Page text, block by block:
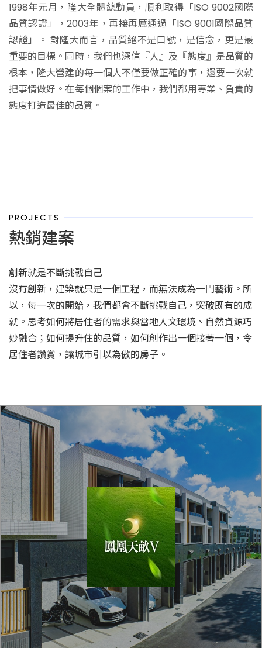
1998年元月，隆大全體總動員，順利取得「ISO 9002國際
品質認證」，2003年，再接再厲通過「ISO 9001國際品質
認證」。 對隆大而言，品質絕不是口號，是信念，更是最
重要的目標。同時，我們也深信『人』及『態度』是品質的
根本，隆大營建的每一個人不僅要做正確的事，還要一次就
把事情做好。在每個個案的工作中，我們都用專業、負責的
態度打造最佳的品質。
PROJECTS
熱銷建案
創新就是不斷挑戰自己
沒有創新，建築就只是一個工程，而無法成為一門藝術。所
以，每一次的開始，我們都會不斷挑戰自己，突破既有的成
就。思考如何將居住者的需求與當地人文環境、自然資源巧
妙融合；如何提升住的品質，如何創作出一個接著一個，令
居住者讚賞，讓城市引以為傲的房子。